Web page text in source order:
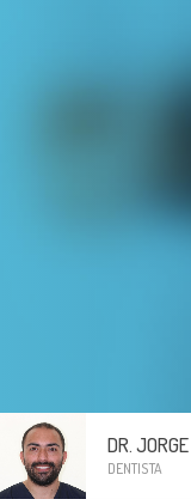
DR.
DENTISTA